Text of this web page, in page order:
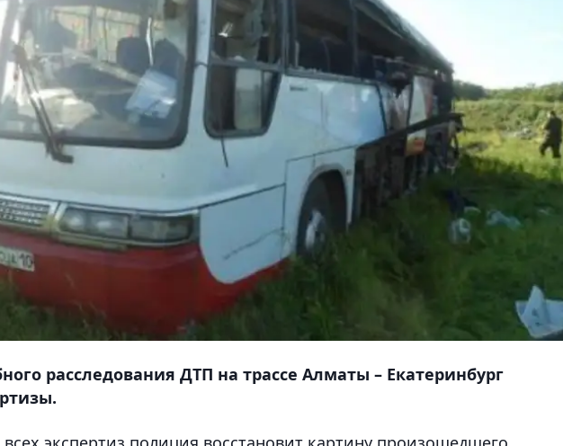
расследования ДТП на трассе Алматы – Екатеринбург